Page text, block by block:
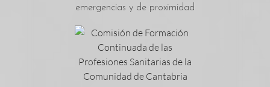
emergencias y de proximidad